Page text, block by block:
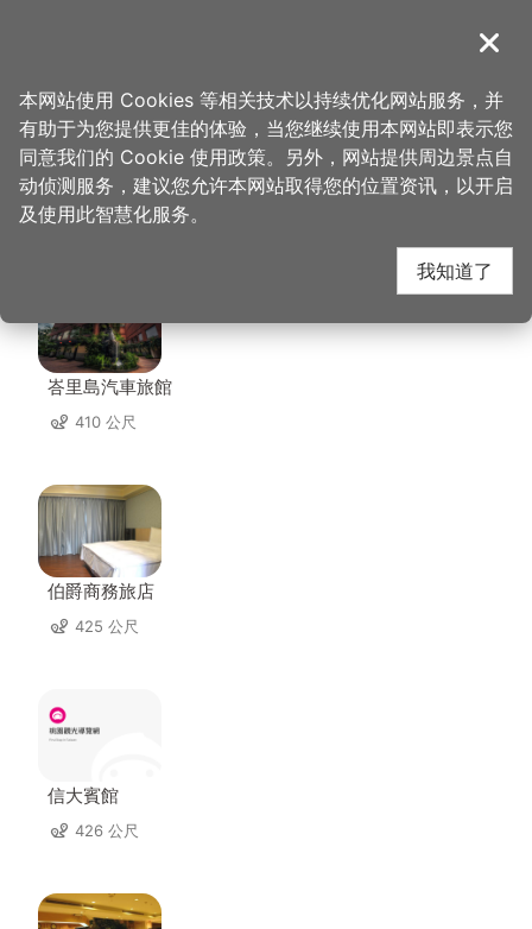
導覽
首页 > 想去的地方 > 美食、购物 > 实味香肉舖行
实味香肉舖行 周边住宿
峇里島汽車旅館
410 公尺
伯爵商務旅店
425 公尺
信大賓館
426 公尺
关闭
本网站使用 Cookies 等相关技术以持续优化网站服务，并
有助于为您提供更佳的体验，当您继续使用本网站即表示您
同意我们的 Cookie 使用政策。另外，网站提供周边景点自
动侦测服务，建议您允许本网站取得您的位置资讯，以开启
及使用此智慧化服务。
我知道了